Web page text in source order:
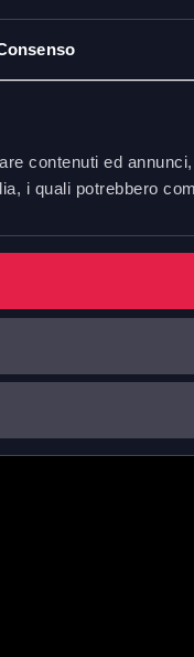
contenuti ed
i quali potrebbero